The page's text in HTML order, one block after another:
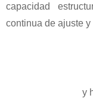
capacidad
continua de ajuste
y